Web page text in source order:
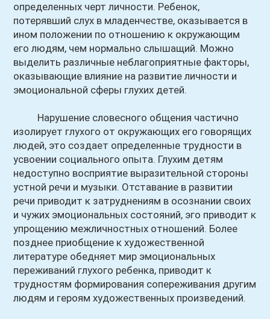
определенных черт личности. Ребенок,
потерявший слух в младенчестве, оказывается в
ином положении по отношению к окружающим
его людям, чем нормально слышащий. Можно
выделить различные неблагоприятные факторы,
оказывающие влияние на развитие личности и
эмоциональной сферы глухих детей.
Нарушение словесного общения частично
изолирует глухого от окружающих его говорящих
людей, это создает определенные трудности в
усвоении социального опыта. Глухим детям
недоступно восприятие выразительной стороны
устной речи и музыки. Отставание в развитии
речи приводит к затруднениям в осознании своих
и чужих эмоциональных состояний, эго приводит к
упрощению межличностных отношений. Более
позднее приобщение к художественной
литературе обедняет мир эмоциональных
переживаний глухого ребенка, приводит к
трудностям формирования сопереживания другим
людям и героям художественных произведений.